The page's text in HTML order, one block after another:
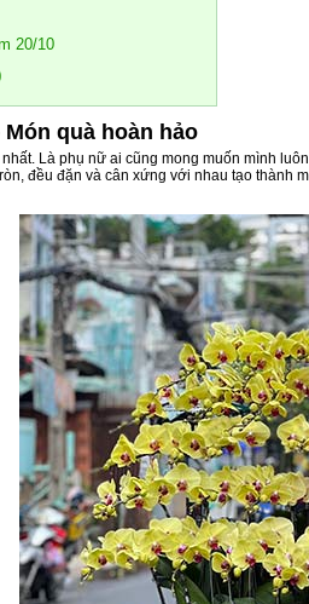
20/10
quà hoàn hảo
Là phụ nữ ai cũng mong muốn mình
đều đặn và cân xứng với nhau tạo thành